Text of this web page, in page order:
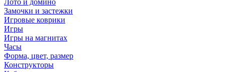
Лото и домино
Замочки и застежки
Игровые коврики
Игры
Игры на магнитах
Часы
Форма, цвет, размер
Конструкторы